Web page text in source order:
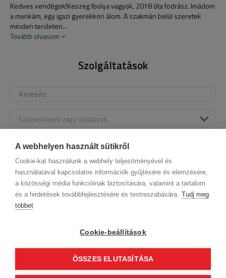
A webhelyen használt sütikről
Cookie-kat használunk a webhely teljesítményével és
használatával kapcsolatos információk gyűjtésére és elemzésére,
a közösségi média funkcióinak biztosítására, valamint a tartalom
és a hirdetések továbbfejlesztésére és testreszabására. Tudj meg
többet
Cookie-beállítások
ÖSSZES ELUTASÍTÁSA
Kedves vendégek!Keszeg Ibolya vagyok, 2018 óta fodrász. Imádom
a munkám, egy igazi gyerekkori álom. A szakmán belül szeretek
minden területen...
Tovább olvasom
Szolgáltatások
Szakterületek vagy oktatások
Alapértelmezett
Kövess minket!